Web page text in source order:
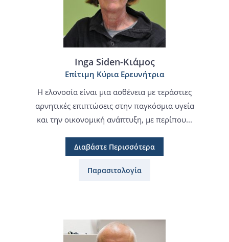
Inga Siden-Κιάμος
Επίτιμη Κύρια Ερευνήτρια
Η ελονοσία είναι μια ασθένεια με τεράστιες
αρνητικές επιπτώσεις στην παγκόσμια υγεία
και την οικονομική ανάπτυξη, με περίπου...
Διαβάστε Περισσότερα
Παρασιτολογία